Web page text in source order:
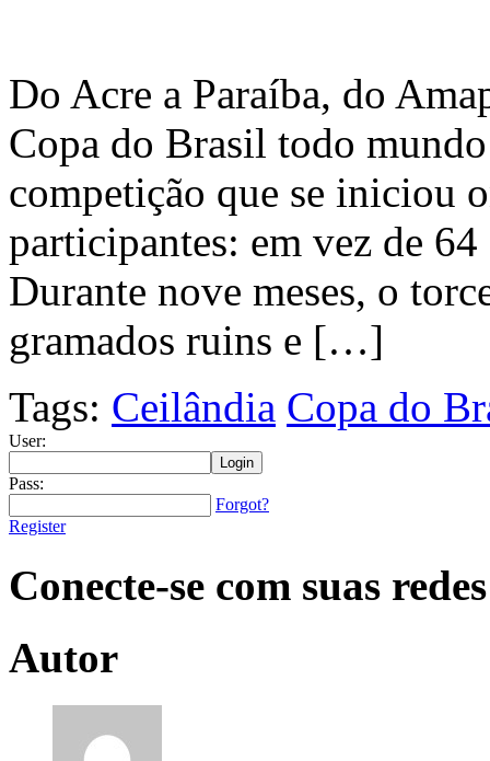
Do Acre a Paraíba, do
Copa do Brasil todo
competição que se iniciou
participantes: em vez de 64
Durante nove meses, o
gramados ruins e […]
Tags: Ceilândia Copa do
User:
Pass:
Forgot?
Register
Conecte-se com suas redes
Autor